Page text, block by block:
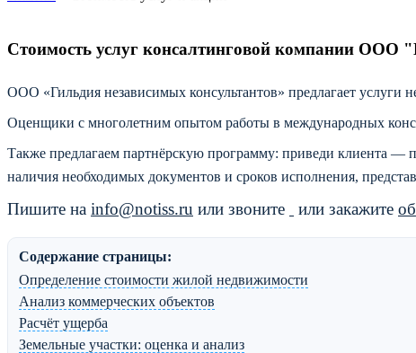
Стоимость услуг консалтинговой компании ООО
ООО «Гильдия независимых консультантов» предлагает услуги
Оценщики с многолетним опытом работы в международных
Также предлагаем партнёрскую программу: приведи клиента —
наличия необходимых документов и сроков исполнения,
Пишите на info@notiss.ru или звоните или закажите
Содержание страницы:
Определение стоимости жилой недвижимости
Анализ коммерческих объектов
Расчёт ущерба
Земельные участки: оценка и анализ